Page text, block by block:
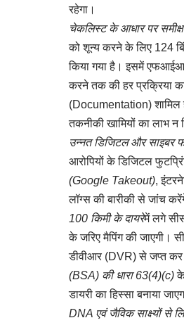
रहेगा।
चेकलिस्ट के आधार पर
को शून्य करने के लिए 124
किया गया है। इसमें
करने तक की हर प्रक्रिया
(Documentation) शामिल
तकनीकी खामियों का लाभ
उन्नत डिजिटल और साइबर
आरोपियों के डिजिटल
(Google Takeout),
लॉग्स की बारीकी से जांच
100 किमी के दायरेमें लगे
के जरिए मैपिंग की जाएगी।
डीवीआर (DVR) से जप्त कर
(BSA) की धारा 63(4)(c)
डायरी का हिस्सा बनाया
DNA एवं जैविक साक्ष्यों से